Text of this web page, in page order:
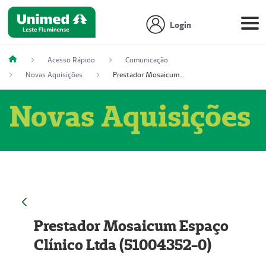
Login
Acesso Rápido
Comunicação
Novas Aquisições
Prestador Mosaicum Espaço Clínico Ltda (51004352-0)
Novas Aquisições
Prestador Mosaicum Espaço
Clínico Ltda (51004352-0)